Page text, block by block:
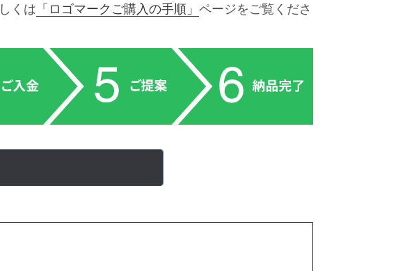
くは 「ロゴマークご購入の手順」 ページをご覧くださ